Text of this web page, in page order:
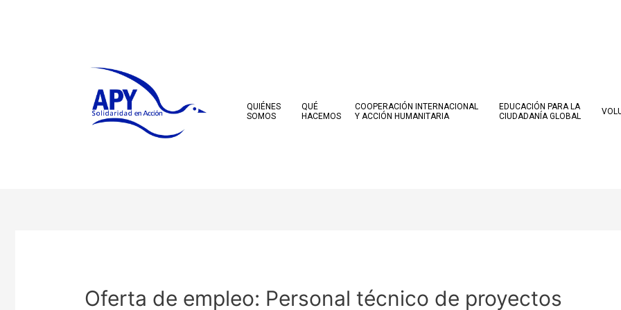
QUIÉNES
SOMOS
QUÉ
HACEMOS
COOPERACIÓN INTERNACIONAL
Y ACCIÓN HUMANITARIA
EDUCACIÓN PARA LA
CIUDADANÍA GLOBAL
Oferta de empleo: Personal técnico de proyectos